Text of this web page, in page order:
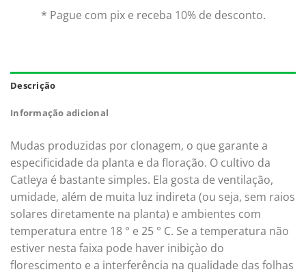
* Pague com pix e receba 10% de desconto.
Descrição
Informação adicional
Mudas produzidas por clonagem, o que garante a
especificidade da planta e da floração. O cultivo da
Catleya é bastante simples. Ela gosta de ventilação,
umidade, além de muita luz indireta (ou seja, sem raios
solares diretamente na planta) e ambientes com
temperatura entre 18 ° e 25 ° C. Se a temperatura não
estiver nesta faixa pode haver inibiçào do
florescimento e a interferência na qualidade das folhas